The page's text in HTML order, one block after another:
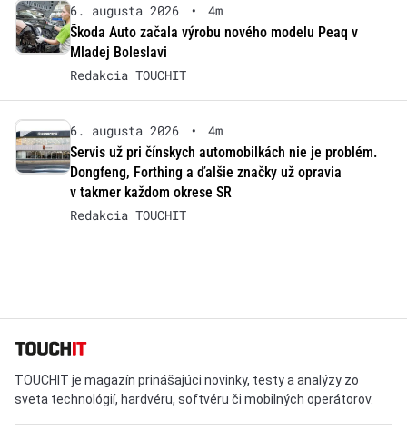
6. augusta 2026 •
4m
Škoda Auto začala výrobu nového modelu Peaq v
Mladej Boleslavi
Redakcia TOUCHIT
6. augusta 2026 •
4m
Servis už pri čínskych automobilkách nie je problém.
Dongfeng, Forthing a ďalšie značky už opravia
v takmer každom okrese SR
Redakcia TOUCHIT
TOUCHIT je magazín prinášajúci novinky, testy a analýzy zo
sveta technológií, hardvéru, softvéru či mobilných operátorov.